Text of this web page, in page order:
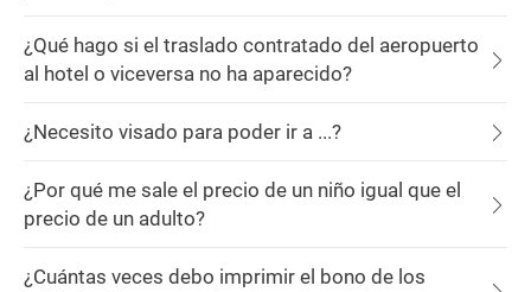
¿Qué hago si el traslado contratado del aeropuerto
al hotel o viceversa no ha aparecido?
¿Necesito visado para poder ir a ...?
¿Por qué me sale el precio de un niño igual que el
precio de un adulto?
¿Cuántas veces debo imprimir el bono de los